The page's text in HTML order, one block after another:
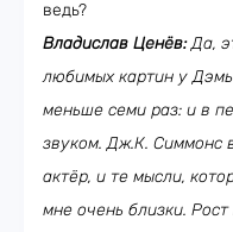
ведь?
Владислав Ценёв:Да,
любимых картин у
меньше семи раз: и в
звуком. Дж.К. Симмонс
актёр, и те мысли,
мне очень близки.